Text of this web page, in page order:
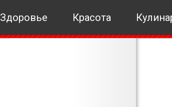
Здоровье Красота